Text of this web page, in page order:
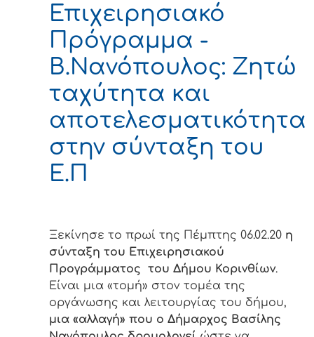
Επιχειρησιακό
Πρόγραμμα -
Β.Νανόπουλος: Ζητώ
ταχύτητα και
αποτελεσματικότητα
στην σύνταξη του
Ε.Π
Ξεκίνησε το πρωί της Πέμπτης 06.02.20 η
σύνταξη του Επιχειρησιακού
Προγράμματος του Δήμου Κορινθίων.
Είναι μια «τομή» στον τομέα της
οργάνωσης και λειτουργίας του δήμου,
μια «αλλαγή» που ο Δήμαρχος Βασίλης